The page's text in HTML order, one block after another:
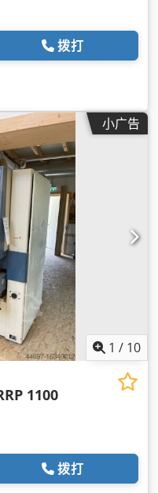
拨打
小广告
1 / 10
1100
拨打